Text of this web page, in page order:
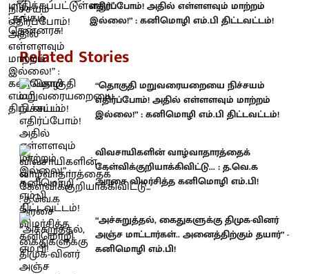
எதிர்ப்போம்! அதில் எள்ளளவும் மாற்றம்
இல்லை!” : கனிமொழி எம்.பி திட்டவட்டம்!
Related Stories
“தொகுதி மறுவரையறையை நிச்சயம்
எதிர்ப்போம்! அதில் எள்ளளவும் மாற்றம்
இல்லை!” : கனிமொழி எம்.பி திட்டவட்டம்!
விவசாயிகளின் வாழ்வாதாரத்தைக்
கேள்விக்குறியாக்கிவிட்டு... : த.வெ.க
அரசை விமர்சித்த கனிமொழி எம்.பி!
“அச்சுறுத்தல், கைதுகளுக்கு திமுக-வினர்
அஞ்ச மாட்டார்கள்.. அனைத்திற்கும் தயார்” -
கனிமொழி எம்.பி!